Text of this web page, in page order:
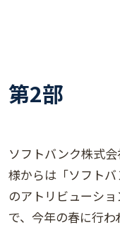
第2部
ソフトバンク株式
様からは「ソフト
のアトリビューシ
で、今年の春に行